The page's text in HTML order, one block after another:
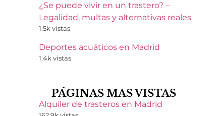
¿Se puede vivir en un trastero? –
Legalidad, multas y alternativas reales
1.5k vistas
Deportes acuáticos en Madrid
1.4k vistas
PÁGINAS MAS VISTAS
Alquiler de trasteros en Madrid